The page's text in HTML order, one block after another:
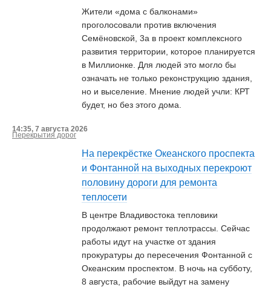
Жители «дома с балконами»
проголосовали против включения
Семёновской, 3а в проект комплексного
развития территории, которое планируется
в Миллионке. Для людей это могло бы
означать не только реконструкцию здания,
но и выселение. Мнение людей учли: КРТ
будет, но без этого дома.
14:35, 7 августа 2026
Перекрытия дорог
На перекрёстке Океанского проспекта
и Фонтанной на выходных перекроют
половину дороги для ремонта
теплосети
В центре Владивостока тепловики
продолжают ремонт теплотрассы. Сейчас
работы идут на участке от здания
прокуратуры до пересечения Фонтанной с
Океанским проспектом. В ночь на субботу,
8 августа, рабочие выйдут на замену